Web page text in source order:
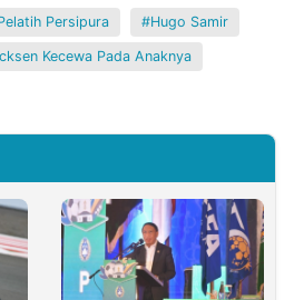
Persipura Hugo Samir
Kecewa Pada Anaknya